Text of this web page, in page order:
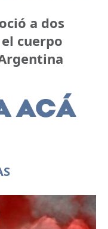
a dos
cuerpo